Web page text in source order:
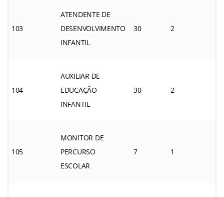
103
ATENDENTE DE
DESENVOLVIMENTO
INFANTIL
30 2
104
AUXILIAR DE
EDUCAÇÃO
INFANTIL
30 2
105
MONITOR DE
PERCURSO
ESCOLAR
7 1